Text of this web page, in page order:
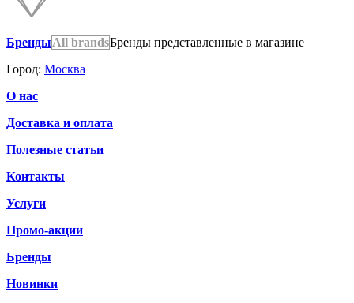
БрендыAll brandsБренды представленные в магазине
Город: Москва
О нас
Доставка и оплата
Полезные статьи
Контакты
Услуги
Промо-акции
Бренды
Новинки